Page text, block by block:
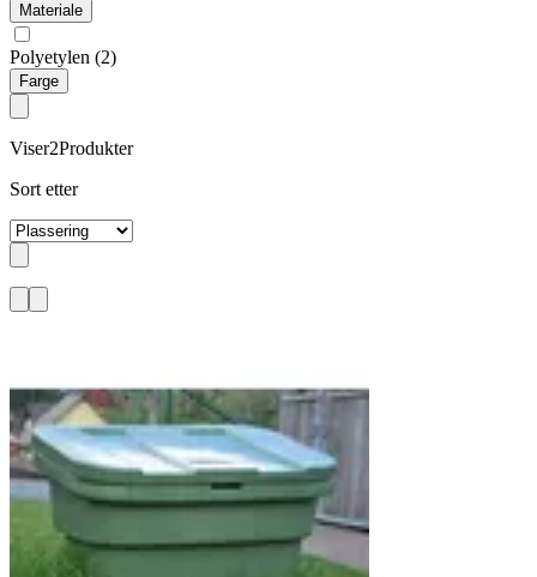
Materiale
Polyetylen (2)
Farge
Viser2Produkter
Sort etter